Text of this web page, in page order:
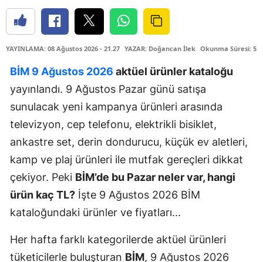
YAYINLAMA: 08 Ağustos 2026 - 21.27 YAZAR: Doğancan İlek Okunma Süresi: 5
BİM 9 Ağustos 2026 aktüel ürünler kataloğu
yayınlandı. 9 Ağustos Pazar günü satışa
sunulacak yeni kampanya ürünleri arasında
televizyon, cep telefonu, elektrikli bisiklet,
ankastre set, derin dondurucu, küçük ev aletleri,
kamp ve plaj ürünleri ile mutfak gereçleri dikkat
çekiyor. Peki BİM’de bu Pazar neler var, hangi
ürün kaç TL? İşte 9 Ağustos 2026 BİM
kataloğundaki ürünler ve fiyatları...
Her hafta farklı kategorilerde aktüel ürünleri
tüketicilerle buluşturan BİM, 9 Ağustos 2026